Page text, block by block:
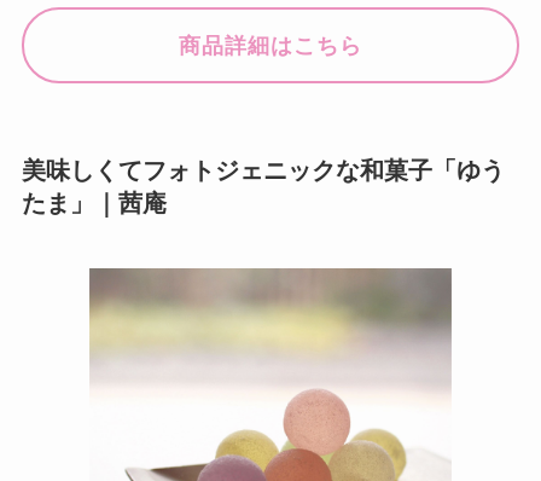
商品詳細はこちら
美味しくてフォトジェニックな和菓子「ゆう
たま」｜茜庵